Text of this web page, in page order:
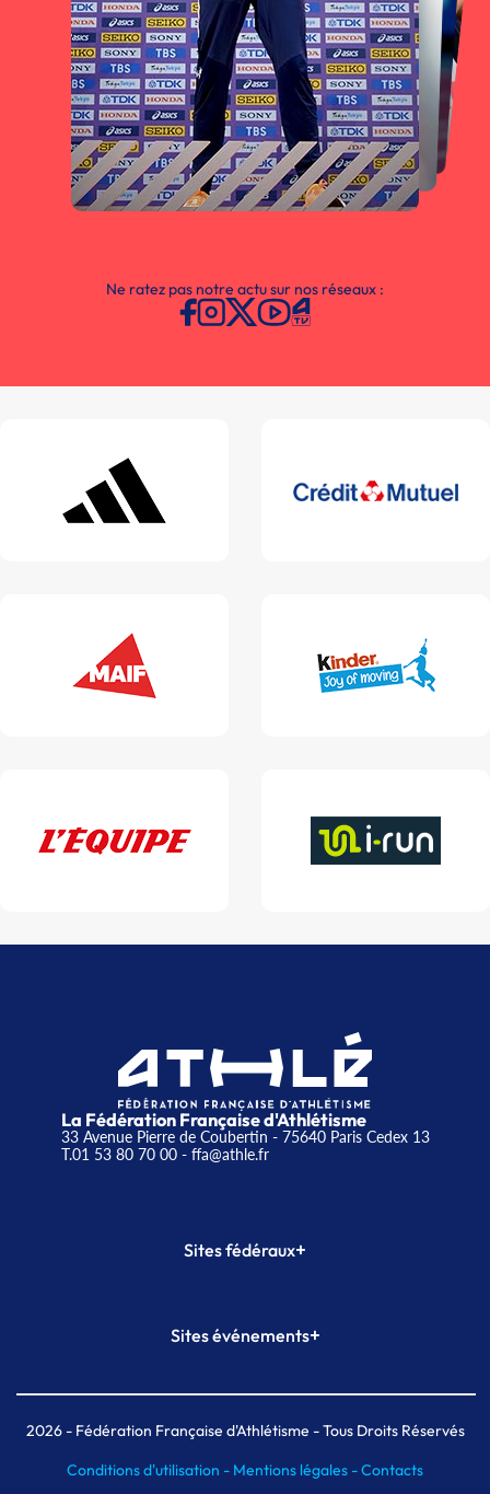
Ne ratez pas notre actu sur nos réseaux :
La Fédération Française d'Athlétisme
33 Avenue Pierre de Coubertin - 75640 Paris Cedex 13
T.01 53 80 70 00- ffa@athle.fr
Sites fédéraux+
Plateforme Formation
Sites événements+
Meeting de Paris indoor
MAIF Ekiden de Paris
2026- Fédération Française d'Athlétisme - Tous Droits Réservés
Conditions d'utilisation - Mentions légales -Contacts